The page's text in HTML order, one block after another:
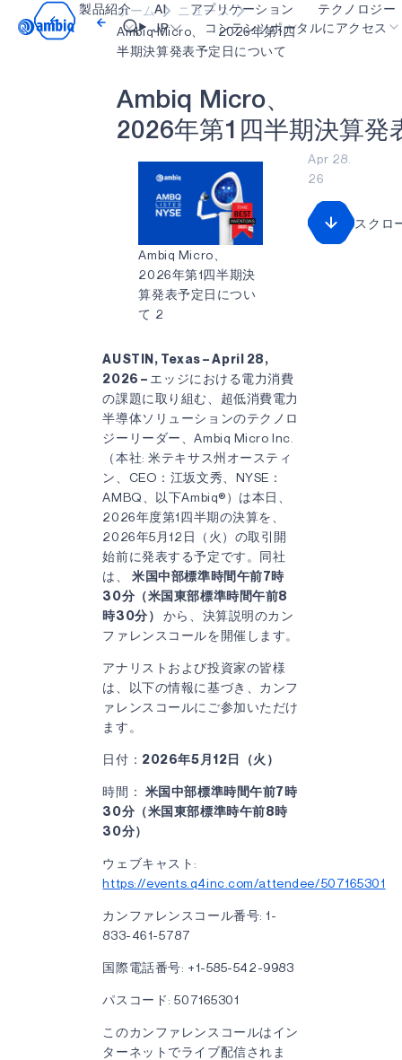
製品紹介 AI アプリケーション
ヘルスケア
インダストリアル・エッジ
スマートホームとビル
スマートカード
ウェアラブル
ゲーミング
テクノロジー
graphiqSPOT
neuralSPOT
secureSPOT
SPOT
turboSPOT
JP コンテンツポータルにアクセス
ホーム
ニュース
Ambiq Micro、 2026年第1四
半期決算発表予定日について
Am biq M icro、
2026年第1 四半期決算発
Ambiq Micro、
2026年第1四半期決
算発表予定日につい
て 2
AUSTIN, Texas – April 28,
2026 – エッジにおける電力消費
の課題に取り組む、超低消費電力
半導体ソリューションのテクノロ
ジーリーダー、Ambiq Micro Inc.
（本社: 米テキサス州オースティ
ン、CEO：江坂文秀、NYSE：
AMBQ、以下Ambiq®）は本日、
2026年度第1四半期の決算を、
2026年5月12日（火）の取引開
始前に発表する予定です。同社
は、米国中部標準時間午前7時
30分（米国東部標準時間午前8
時30分） から、決算説明のカン
ファレンスコールを開催します。
アナリストおよび投資家の皆様
は、以下の情報に基づき、カンフ
ァレンスコールにご参加いただけ
ます。
日付： 2026年5月12日（火）
時間： 米国中部標準時間午前7時
30分（米国東部標準時午前8時
30分）
ウェブキャスト:
https://events.q4inc.com/attendee/507165301
カンファレンスコール番号: 1-
833-461-5787
国際電話番号: +1-585-542-9983
パスコード: 507165301
このカンファレンスコールはイン
ターネットでライブ配信されま
Apr 28.
26
スクロ
Video title
OK